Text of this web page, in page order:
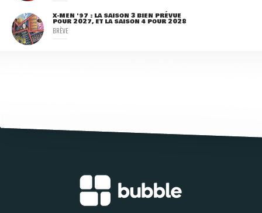
X-MEN '97 : LA SAISON 3 BIEN PRÉVUE
POUR 2027, ET LA SAISON 4 POUR 2028
BRÈVE